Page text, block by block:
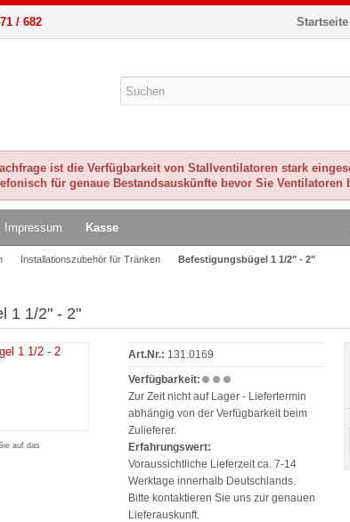
/ 682 Startseite
ist die Verfügbarkeit von Stallventilatoren stark
für genaue Bestandsauskünfte bevor Sie Ventilatoren
Impressum Kasse
Installationszubehör für Tränken Befestigungsbügel 1 1/2" - 2"
1 1/2" - 2"
auf das
Art.Nr.: 131.0169
Verfügbarkeit:
Zur Zeit nicht auf Lager - Liefertermin
abhängig von der Verfügbarkeit beim
Zulieferer.
Erfahrungswert:
Voraussichtliche Lieferzeit ca. 7-14
Werktage innerhalb Deutschlands.
Bitte kontaktieren Sie uns zur genauen
Lieferauskunft.